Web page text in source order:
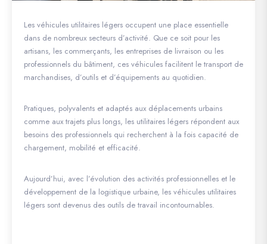
Les véhicules utilitaires légers occupent une place essentielle
dans de nombreux secteurs d’activité. Que ce soit pour les
artisans, les commerçants, les entreprises de livraison ou les
professionnels du bâtiment, ces véhicules facilitent le transport de
marchandises, d’outils et d’équipements au quotidien.
Pratiques, polyvalents et adaptés aux déplacements urbains
comme aux trajets plus longs, les utilitaires légers répondent aux
besoins des professionnels qui recherchent à la fois capacité de
chargement, mobilité et efficacité.
Aujourd’hui, avec l’évolution des activités professionnelles et le
développement de la logistique urbaine, les véhicules utilitaires
légers sont devenus des outils de travail incontournables.